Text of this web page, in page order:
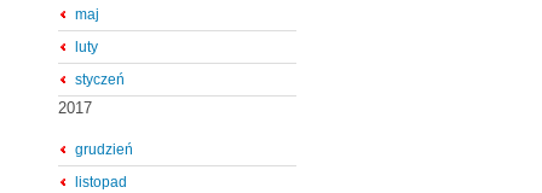
maj
luty
styczeń
2017
grudzień
listopad